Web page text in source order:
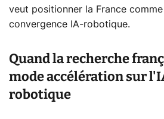
veut positionner la France
convergence IA-robotique.
Quand la recherche
mode accélération sur
robotique